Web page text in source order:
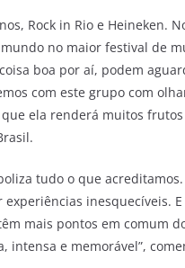
Rock in Rio e Heineken.
no maior festival de
boa por aí, podem
com este grupo com
ela renderá muitos frutos
tudo o que
experiências inesquecíveis.
mais pontos em comum
intensa e memorável”,